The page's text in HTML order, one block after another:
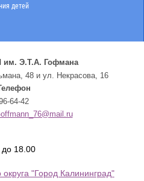
детей
Э.Т.А. Гофмана
48 и ул. Некрасова, 16
64-42
до 18.00
"Город Калининград"